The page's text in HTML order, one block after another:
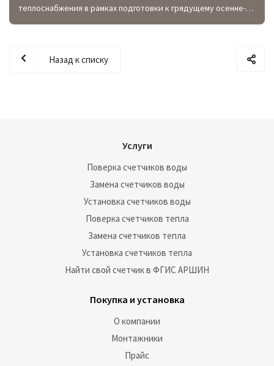
теплоснабжения в рамках подготовки к грядущему осенне-
зимнему отопительному сезону.
Назад к списку
Услуги
Поверка счетчиков воды
Замена счетчиков воды
Установка счетчиков воды
Поверка счетчиков тепла
Замена счетчиков тепла
Установка счетчиков тепла
Найти свой счетчик в ФГИС АРШИН
Покупка и установка
О компании
Монтажники
Прайс